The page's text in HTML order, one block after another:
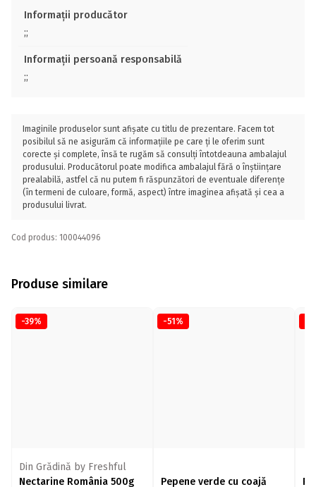
Informații producător
;;
Informații persoană responsabilă
;;
Imaginile produselor sunt afișate cu titlu de prezentare. Facem tot
posibilul să ne asigurăm că informațiile pe care ți le oferim sunt
corecte și complete, însă te rugăm să consulți întotdeauna ambalajul
produsului. Producătorul poate modifica ambalajul fără o înștiințare
prealabilă, astfel că nu putem fi răspunzători de eventuale diferențe
(în termeni de culoare, formă, aspect) între imaginea afișată și cea a
produsului livrat.
Cod produs: 100044096
Produse similare
-39%
Din Grădină by Freshful
Nectarine România 500g
-51%
Pepene verde cu coajă